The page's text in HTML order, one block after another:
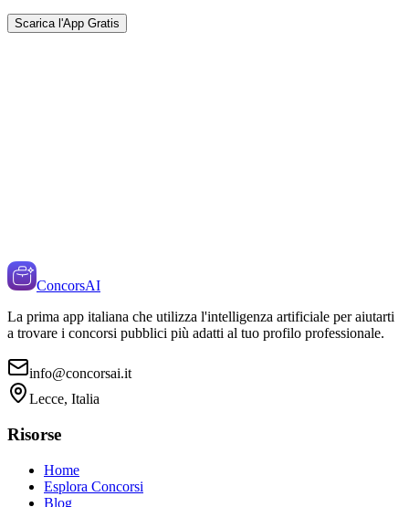
Scarica l'App Gratis
ConcorsAI
La prima app italiana che utilizza l'intelligenza artificiale per aiutarti
a trovare i concorsi pubblici più adatti al tuo profilo professionale.
info@concorsai.it
Lecce, Italia
Risorse
Home
Esplora Concorsi
Blog